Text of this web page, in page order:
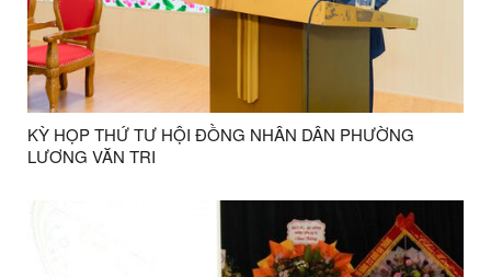
KỲ HỌP THỨ TƯ HỘI ĐỒNG NHÂN DÂN PHƯỜNG
LƯƠNG VĂN TRI